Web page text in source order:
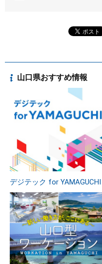
山口県おすすめ情報
デジテック for YAMAGUCHI